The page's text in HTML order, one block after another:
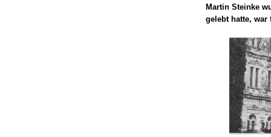
Martin Steinke
gelebt hatte,